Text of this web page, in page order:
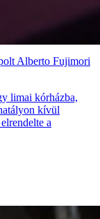
Alberto Fujimori
limai kórházba,
kívül
a